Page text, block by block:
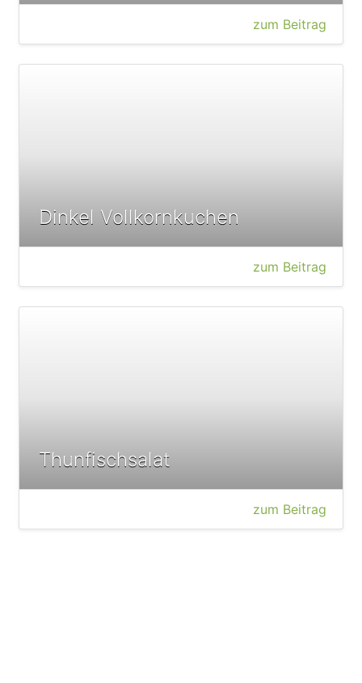
zum Beitrag
Dinkel Vollkornkuchen
zum Beitrag
Thunfischsalat
zum Beitrag